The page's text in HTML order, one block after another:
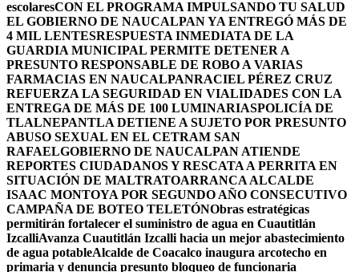
escolaresCON EL PROGRAMA IMPULSANDO TU SALUD
EL GOBIERNO DE NAUCALPAN YA ENTREGÓ MÁS DE
4 MIL LENTESRESPUESTA INMEDIATA DE LA
GUARDIA MUNICIPAL PERMITE DETENER A
PRESUNTO RESPONSABLE DE ROBO A VARIAS
FARMACIAS EN NAUCALPANRACIEL PÉREZ CRUZ
REFUERZA LA SEGURIDAD EN VIALIDADES CON LA
ENTREGA DE MÁS DE 100 LUMINARIASPOLICÍA DE
TLALNEPANTLA DETIENE A SUJETO POR PRESUNTO
ABUSO SEXUAL EN EL CETRAM SAN
RAFAELGOBIERNO DE NAUCALPAN ATIENDE
REPORTES CIUDADANOS Y RESCATA A PERRITA EN
SITUACIÓN DE MALTRATOARRANCA ALCALDE
ISAAC MONTOYA POR SEGUNDO AÑO CONSECUTIVO
CAMPAÑA DE BOTEO TELETÓNObras estratégicas
permitirán fortalecer el suministro de agua en Cuautitlán
IzcalliAvanza Cuautitlán Izcalli hacia un mejor abastecimiento
de agua potableAlcalde de Coacalco inaugura arcotecho en
primaria y denuncia presunto bloqueo de funcionaria